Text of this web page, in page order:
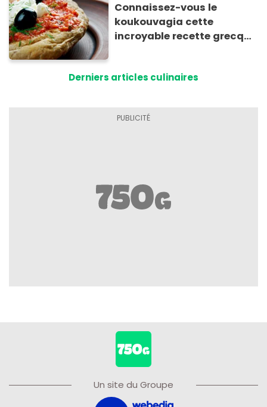
Connaissez-vous le
koukouvagia cette
incroyable recette grecque
Derniers articles culinaires
Un site du Groupe